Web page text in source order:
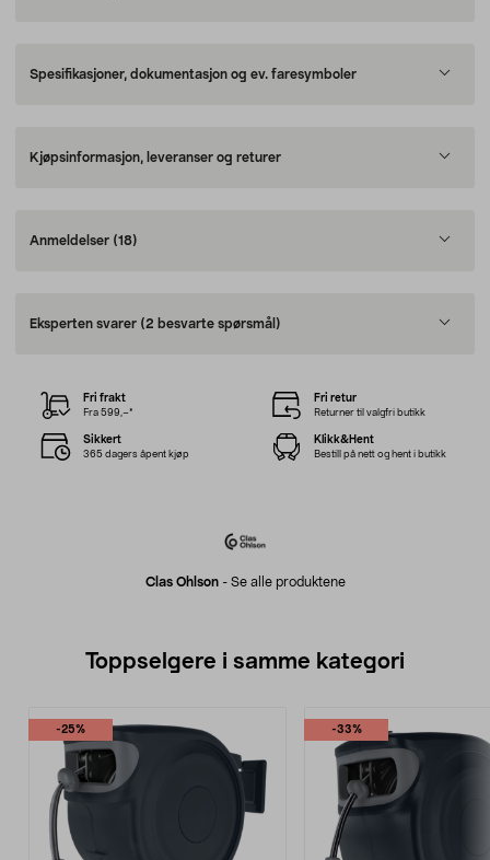
Spesifikasjoner, dokumentasjon og ev. faresymboler
Kjøpsinformasjon, leveranser og returer
Anmeldelser (18)
Eksperten svarer (2 besvarte spørsmål)
Clas Ohlson- Se alle produktene
Fri frakt
Fra 599,–*
Fri retur
Returner til valgfri butikk
Sikkert
365 dagers åpent kjøp
Klikk&Hent
Bestill på nett og hent i butikk
Toppselgere i samme kategori
-25% -33%